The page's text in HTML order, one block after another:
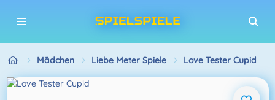
Mädchen Liebe Meter Spiele Love Tester Cupid